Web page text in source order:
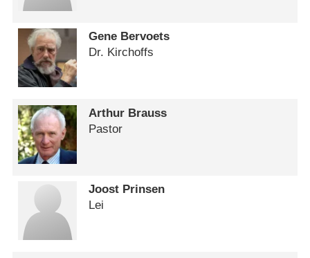
Gene Bervoets
Dr. Kirchoffs
Arthur Brauss
Pastor
Joost Prinsen
Lei